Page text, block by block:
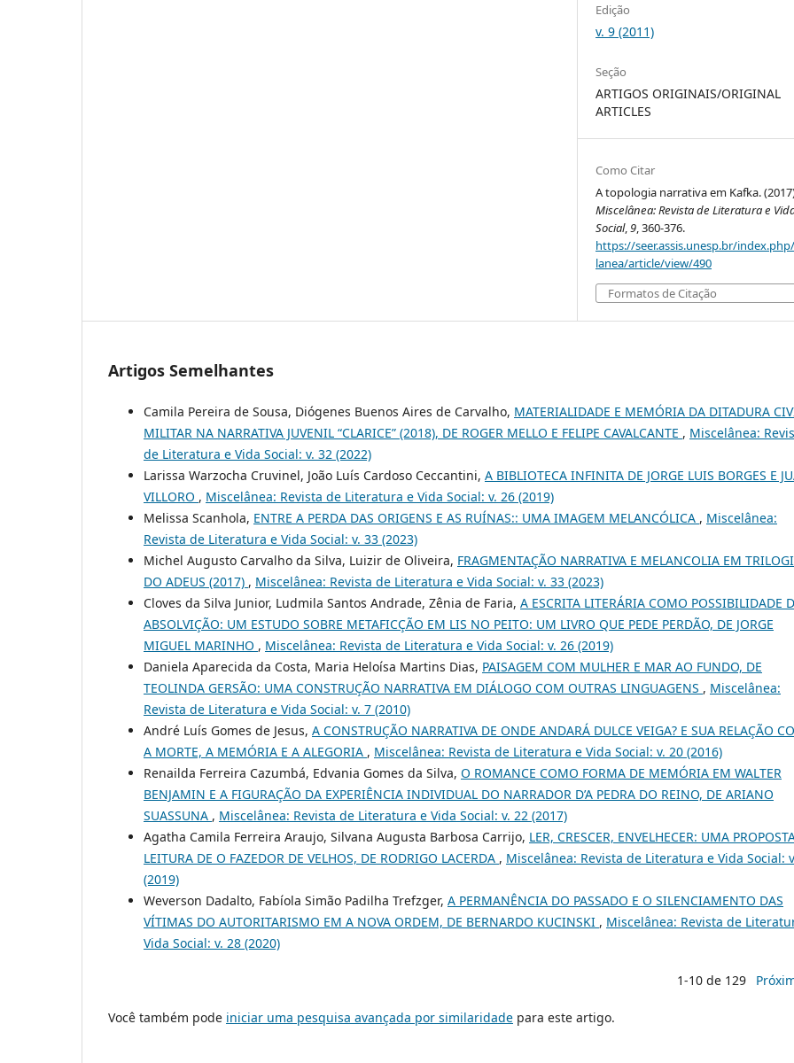
Edição
v. 9 (2011)
Seção
ARTIGOS ORIGINAIS/ORIGINAL
ARTICLES
Como Citar
A topologia narrativa em Kafka.
Miscelânea: Revista de Literatura e
Social,9, 360-376.
https://seer.assis.unesp.br/
lanea/article/view/490
Formatos de Citação
Artigos Semelhantes
Camila Pereira de Sousa, Diógenes Buenos Aires de Carvalho, MATERIALIDADE E MEMÓRIA DA DITADURA
MILITAR NA NARRATIVA JUVENIL “CLARICE” (2018), DE ROGER MELLO E FELIPE CAVALCANTE , Miscelânea:
de Literatura e Vida Social: v. 32 (2022)
Larissa Warzocha Cruvinel, João Luís Cardoso Ceccantini, A BIBLIOTECA INFINITA DE JORGE LUIS BORGES E
VILLORO , Miscelânea: Revista de Literatura e Vida Social: v. 26 (2019)
Melissa Scanhola, ENTRE A PERDA DAS ORIGENS E AS RUÍNAS:: UMA IMAGEM MELANCÓLICA , Miscelânea:
Revista de Literatura e Vida Social: v. 33 (2023)
Michel Augusto Carvalho da Silva, Luizir de Oliveira, FRAGMENTAÇÃO NARRATIVA E MELANCOLIA EM
DO ADEUS (2017) , Miscelânea: Revista de Literatura e Vida Social: v. 33 (2023)
Cloves da Silva Junior, Ludmila Santos Andrade, Zênia de Faria, A ESCRITA LITERÁRIA COMO POSSIBILIDADE
ABSOLVIÇÃO: UM ESTUDO SOBRE METAFICÇÃO EM LIS NO PEITO: UM LIVRO QUE PEDE PERDÃO, DE JORGE
MIGUEL MARINHO , Miscelânea: Revista de Literatura e Vida Social: v. 26 (2019)
Daniela Aparecida da Costa, Maria Heloísa Martins Dias, PAISAGEM COM MULHER E MAR AO FUNDO, DE
TEOLINDA GERSÃO: UMA CONSTRUÇÃO NARRATIVA EM DIÁLOGO COM OUTRAS LINGUAGENS , Miscelânea:
Revista de Literatura e Vida Social: v. 7 (2010)
André Luís Gomes de Jesus, A CONSTRUÇÃO NARRATIVA DE ONDE ANDARÁ DULCE VEIGA? E SUA RELAÇÃO
A MORTE, A MEMÓRIA E A ALEGORIA , Miscelânea: Revista de Literatura e Vida Social: v. 20 (2016)
Renailda Ferreira Cazumbá, Edvania Gomes da Silva, O ROMANCE COMO FORMA DE MEMÓRIA EM WALTER
BENJAMIN E A FIGURAÇÃO DA EXPERIÊNCIA INDIVIDUAL DO NARRADOR D’A PEDRA DO REINO, DE ARIANO
SUASSUNA , Miscelânea: Revista de Literatura e Vida Social: v. 22 (2017)
Agatha Camila Ferreira Araujo, Silvana Augusta Barbosa Carrijo, LER, CRESCER, ENVELHECER: UMA
LEITURA DE O FAZEDOR DE VELHOS, DE RODRIGO LACERDA , Miscelânea: Revista de Literatura e Vida Social:
(2019)
Weverson Dadalto, Fabíola Simão Padilha Trefzger, A PERMANÊNCIA DO PASSADO E O SILENCIAMENTO DAS
VÍTIMAS DO AUTORITARISMO EM A NOVA ORDEM, DE BERNARDO KUCINSKI , Miscelânea: Revista de
Vida Social: v. 28 (2020)
1-10 de 129
Você também pode iniciar uma pesquisa avançada por similaridade para este artigo.